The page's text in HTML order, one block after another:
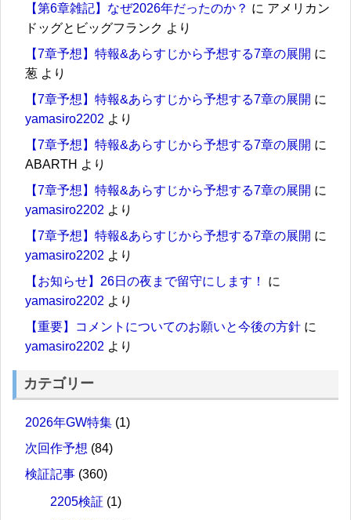
【第6章雑記】なぜ2026年だったのか？ に アメリカン
ドッグとビッグフランク より
【7章予想】特報&あらすじから予想する7章の展開 に
葱 より
【7章予想】特報&あらすじから予想する7章の展開 に
yamasiro2202 より
【7章予想】特報&あらすじから予想する7章の展開 に
ABARTH より
【7章予想】特報&あらすじから予想する7章の展開 に
yamasiro2202 より
【7章予想】特報&あらすじから予想する7章の展開 に
yamasiro2202 より
【お知らせ】26日の夜まで留守にします！
に
yamasiro2202 より
【重要】コメントについてのお願いと今後の方針 に
yamasiro2202 より
カテゴリー
2026年GW特集 (1)
次回作予想 (84)
検証記事 (360)
2205検証 (1)